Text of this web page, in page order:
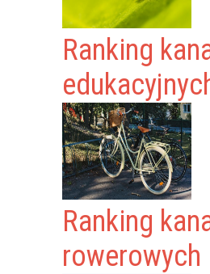
Ranking
Ranking
rowerowych